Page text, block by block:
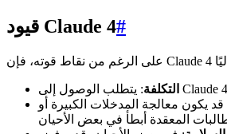
قيود Claude 4#
التكلفة
قد يكون معالجة المدخلات الكبيرة أو